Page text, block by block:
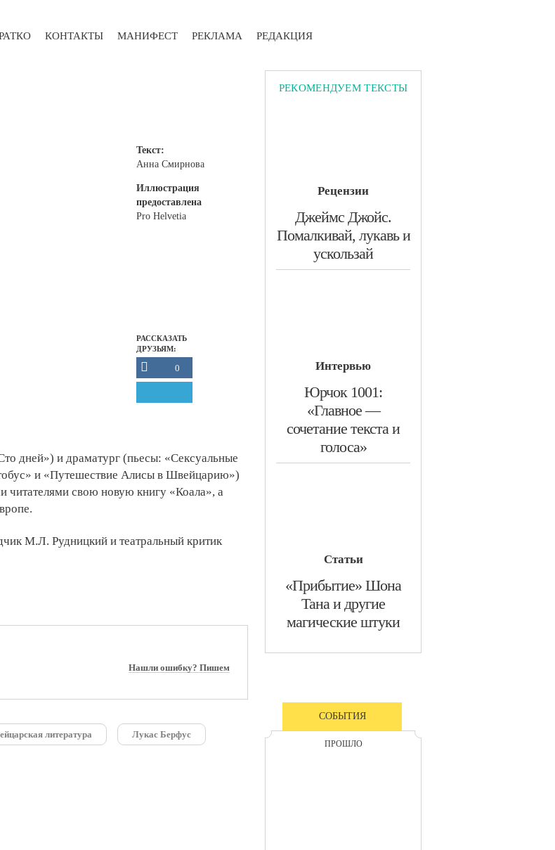
КОНТАКТЫ МАНИФЕСТ РЕКЛАМА РЕДАКЦИЯ
Текст:
Анна Смирнова
Иллюстрация
предоставлена
Pro Helvetia
РАССКАЗАТЬ
ДРУЗЬЯМ:
0
дней») и драматург (пьесы: «Сексуальные
и «Путешествие Алисы в Швейцарию»)
читателями свою новую книгу «Коала», а
М.Л. Рудницкий и театральный критик
Нашли ошибку? Пишем
литература Лукас Берфус
РЕКОМЕНДУЕМ ТЕКСТЫ
Рецензии
​Джеймс Джойс.
Помалкивай, лукавь и
ускользай
Интервью
​Юрчок 1001:
«Главное —
сочетание текста и
голоса»
Статьи
​«Прибытие» Шона
Тана и другие
магические штуки
СОБЫТИЯ
ПРОШЛО